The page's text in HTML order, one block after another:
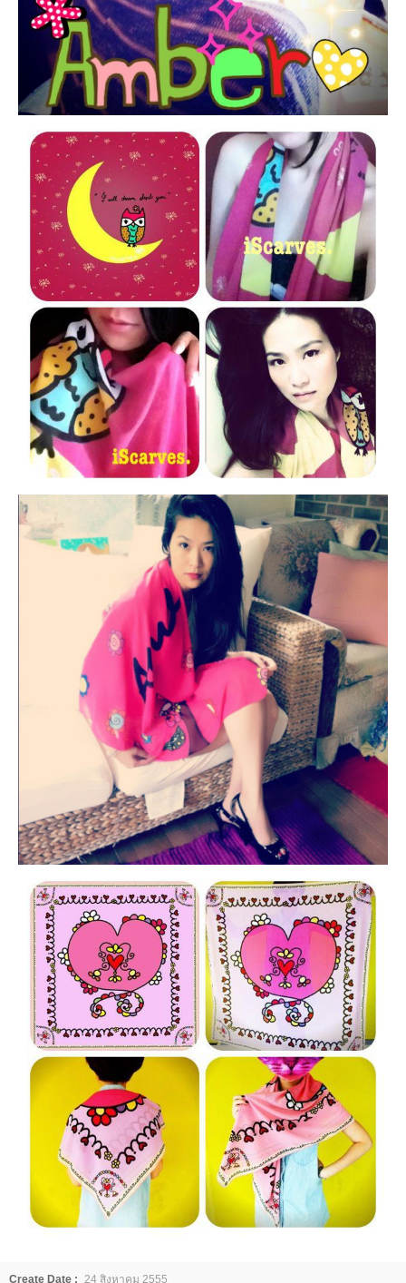
Create Date : 24 สิงหาคม 2555